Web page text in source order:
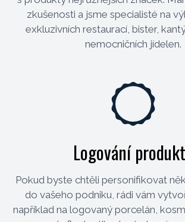
zkušenosti a jsme specialisté na
exkluzivních restaurací, bister,
nemocničních jídelen.
Logování
Pokud byste chtěli personifikovat
do vašeho podniku, rádi vám
například na logovaný porcelán,